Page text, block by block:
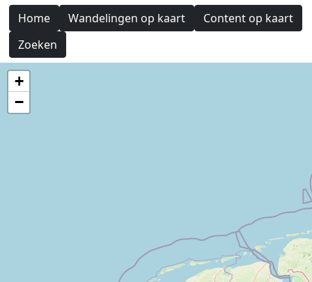
Home Wandelingen op kaart
Content op kaart
Zoeken
+
−